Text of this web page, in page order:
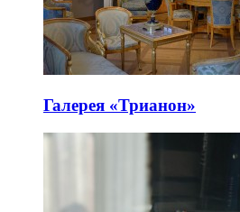
Галерея «Трианон»